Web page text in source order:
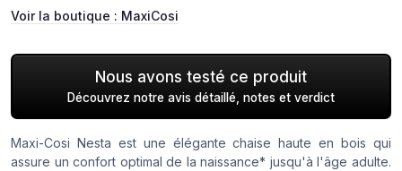
Voir la boutique : MaxiCosi
Nous avons testé ce produit
Découvrez notre avis détaillé, notes et verdict
Maxi-Cosi Nesta est une élégante chaise haute en bois qui
assure un confort optimal de la naissance* jusqu'à l'âge adulte.